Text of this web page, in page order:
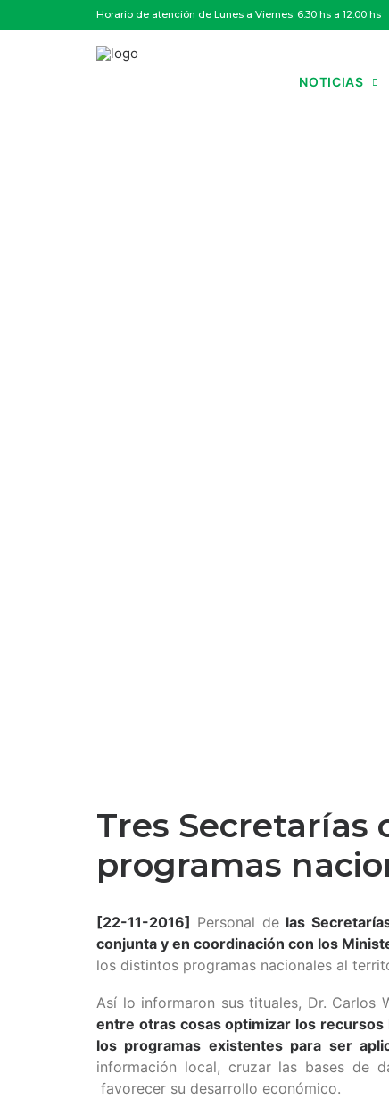
Horario de atención de Lunes a Viernes: 6.30 hs a 12.00 hs
NOTICIAS
Tres
programas
[22-11-2016] Personal de las
conjunta y en coordinación con los
los distintos programas nacionales al
Así lo informaron sus tituales, Dr. Carlos
entre otras cosas optimizar los
los programas existentes para ser
información local, cruzar las bases de
favorecer su desarrollo económico.